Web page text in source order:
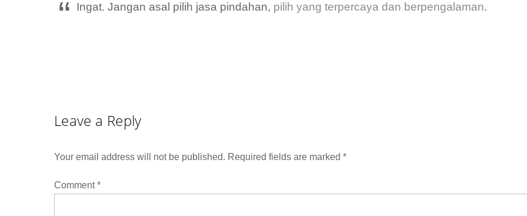
Ingat. Jangan asal pilih jasa pindahan, pilih yang terpercaya dan berpengalaman.
Leave a Reply
Your email address will not be published. Required fields are marked *
Comment*